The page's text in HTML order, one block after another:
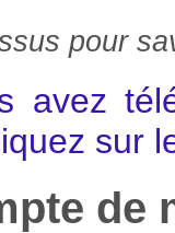
pour
avez
sur
de